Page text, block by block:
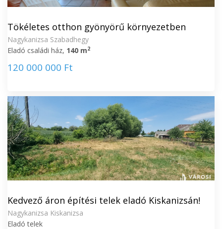
Tökéletes otthon gyönyörű környezetben
Nagykanizsa Szabadhegy
Eladó családi ház, 140 m2
120 000 000 Ft
Kedvező áron építési telek eladó Kiskanizsán!
Nagykanizsa Kiskanizsa
Eladó telek